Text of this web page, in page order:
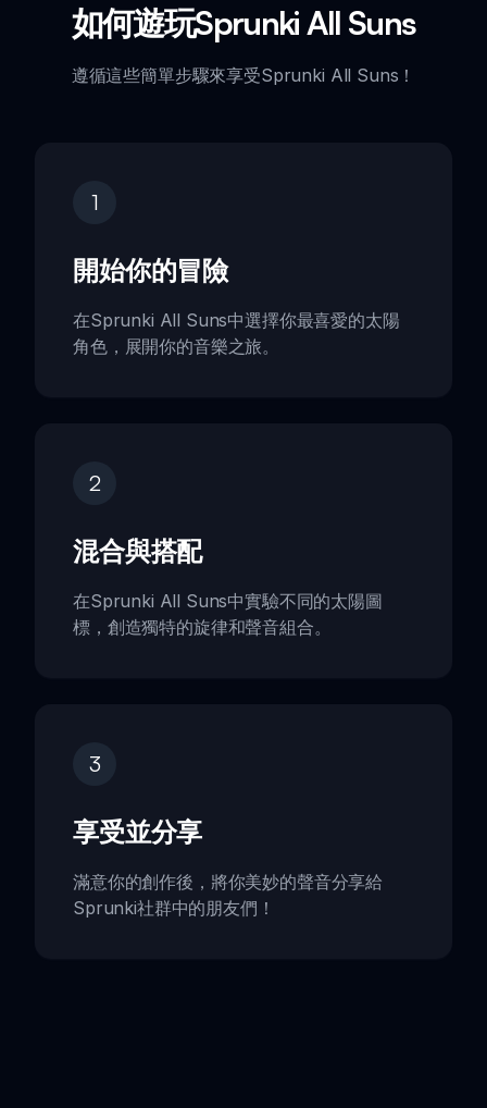
如何遊玩Sprunki All Suns
遵循這些簡單步驟來享受Sprunki All Suns！
1
開始你的冒險
在Sprunki All Suns中選擇你最喜愛的太陽
角色，展開你的音樂之旅。
2
混合與搭配
在Sprunki All Suns中實驗不同的太陽圖
標，創造獨特的旋律和聲音組合。
3
享受並分享
滿意你的創作後，將你美妙的聲音分享給
Sprunki社群中的朋友們！